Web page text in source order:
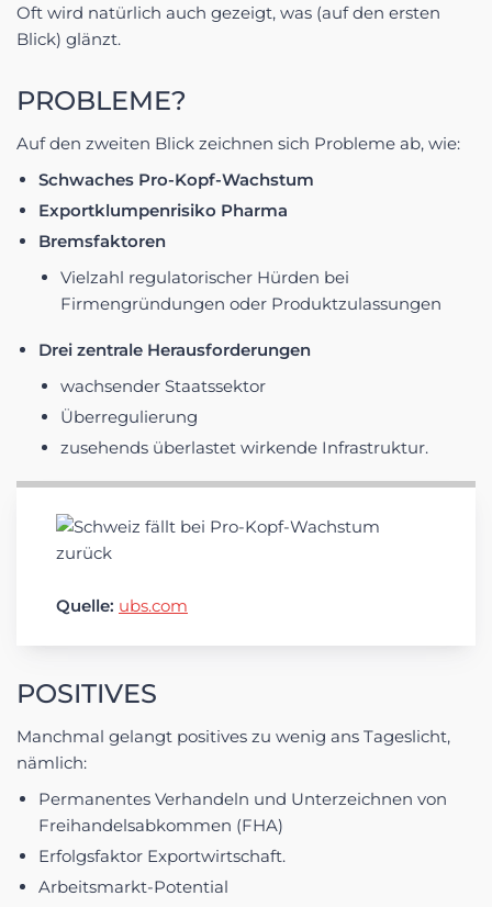
Oft wird natürlich auch gezeigt, was (auf den ersten
Blick) glänzt.
PROBLEME?
Auf den zweiten Blick zeichnen sich Probleme ab, wie:
Schwaches Pro-Kopf-Wachstum
Exportklumpenrisiko Pharma
Bremsfaktoren
Vielzahl regulatorischer Hürden bei
Firmengründungen oder Produktzulassungen
Drei zentrale Herausforderungen
wachsender Staatssektor
Überregulierung
zusehends überlastet wirkende Infrastruktur.
Quelle: ubs.com
POSITIVES
Manchmal gelangt positives zu wenig ans Tageslicht,
nämlich:
Permanentes Verhandeln und Unterzeichnen von
Freihandelsabkommen (FHA)
Erfolgsfaktor Exportwirtschaft.
Arbeitsmarkt-Potential